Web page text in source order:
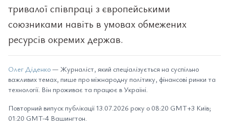
тривалої співпраці з європейськими
союзниками навіть в умовах обмежених
ресурсів окремих держав.
Олег Діденко— Журналіст, який спеціалізується на суспільно
важливих темах, пише про міжнародну політику, фінансові ринки та
технології. Він проживає та працює в Україні.
Повторний випуск публікації 13.07.2026 року о 08:20 GMT+3 Київ;
01:20 GMT-4 Вашингтон.